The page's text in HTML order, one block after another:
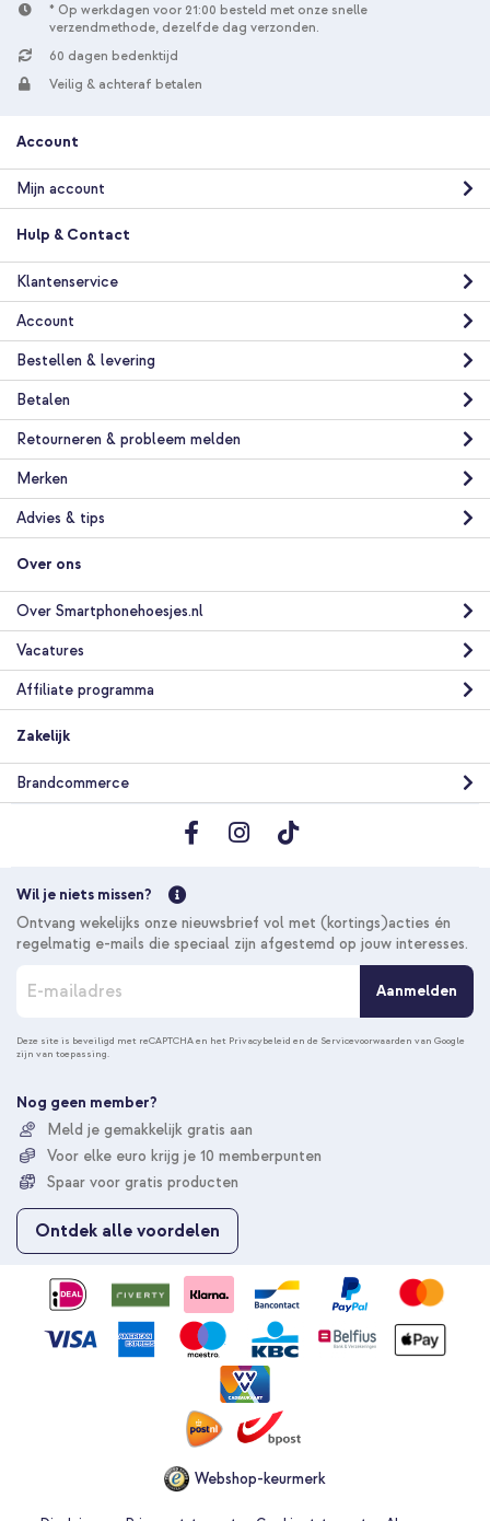
* Op werkdagen voor 21:00 besteld met onze snelle
verzendmethode, dezelfde dag verzonden.
60 dagen bedenktijd
Veilig & achteraf betalen
Account
Mijn account
Hulp & Contact
Klantenservice
Account
Bestellen & levering
Betalen
Retourneren & probleem melden
Merken
Advies & tips
Over ons
Over Smartphonehoesjes.nl
Vacatures
Affiliate programma
Zakelijk
Brandcommerce
Wil je niets missen?
Ontvang wekelijks onze nieuwsbrief vol met (kortings)acties én
regelmatig e-mails die speciaal zijn afgestemd op jouw interesses.
n
n
e
u
o
p
o
z
Aanmelden
Deze site is beveiligd met reCAPTCHA en het Privacybeleid en de Servicevoorwaarden van Google
zijn van toepassing.
Nog geen member?
Meld je gemakkelijk gratis aan
Voor elke euro krijg je 10 memberpunten
Spaar voor gratis producten
Ontdek alle voordelen
Webshop-keurmerk